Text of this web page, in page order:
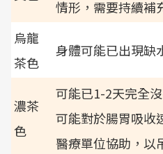
情形，需要持續補
烏龍
茶色
身體可能已出現缺
濃茶
色
可能已1-2天完全
可能對於腸胃吸收
醫療單位協助，以